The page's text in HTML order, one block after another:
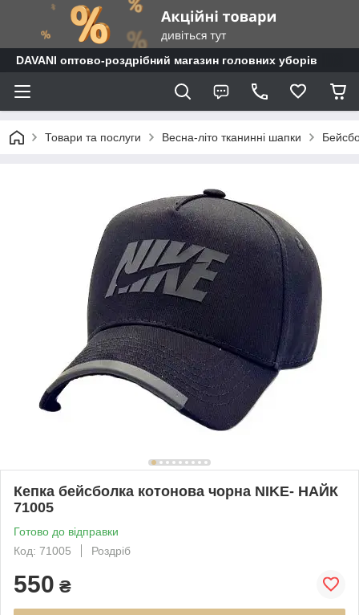
DAVANI оптово-роздрібний магазин головних уборів
Товари та послуги Весна-літо тканинні шапки
Кепка бейсболка котонова чорна NIKE- НАЙК
71005
Готово до відправки
Код: 71005
Роздріб
550 ₴